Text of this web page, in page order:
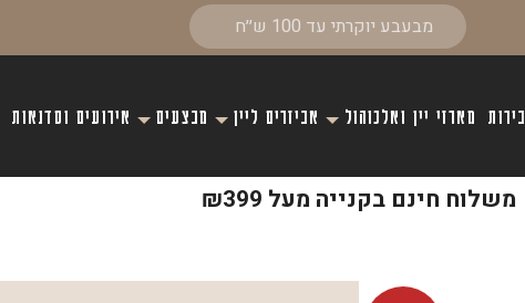
בירות מארזי יין ואלכוהול אביזרים ליין מבצעים אירועים וסדנאות
משלוח חינם בקנייה מעל ₪399